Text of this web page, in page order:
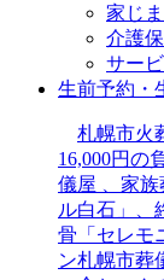
家じ
介護
サー
生前予約・
札幌市火
16,000円の
儀屋 、家
ル白石」、
骨「セレモ
ン札幌市葬